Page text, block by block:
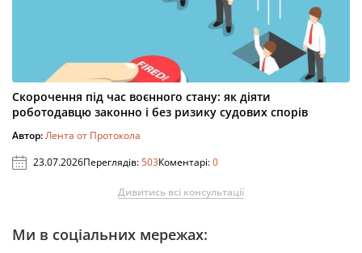
Скорочення під час воєнного стану: як діяти
роботодавцю законно і без ризику судових спорів
Автор:Лента от Протокола
23.07.2026Переглядів:503Коментарі:0
Дивитись всі консультації
Ми в соціальних мережах: